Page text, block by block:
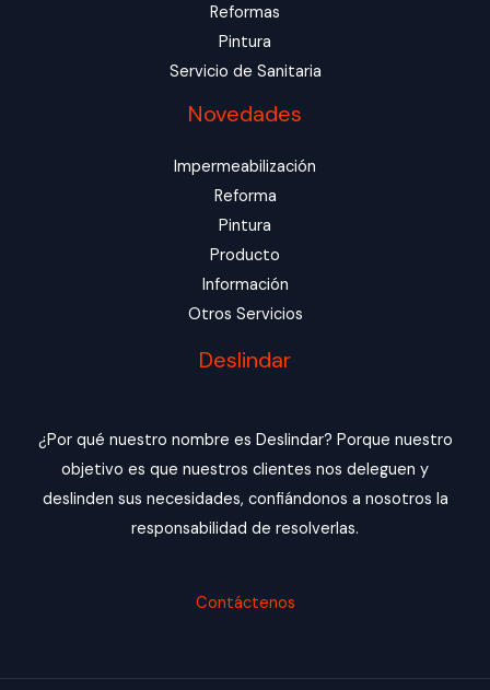
Reformas
Pintura
Servicio de Sanitaria
Novedades
Impermeabilización
Reforma
Pintura
Producto
Información
Otros Servicios
Deslindar
¿Por qué nuestro nombre es Deslindar? Porque nuestro
objetivo es que nuestros clientes nos deleguen y
deslinden sus necesidades, confiándonos a nosotros la
responsabilidad de resolverlas.
Contáctenos